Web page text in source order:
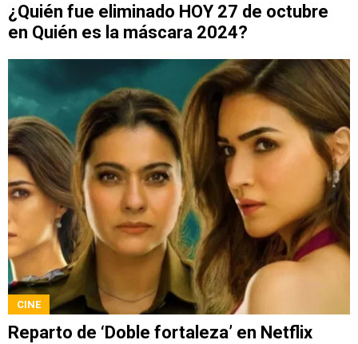
¿Quién fue eliminado HOY 27 de octubre
en Quién es la máscara 2024?
CINE
Reparto de ‘Doble fortaleza’ en Netflix